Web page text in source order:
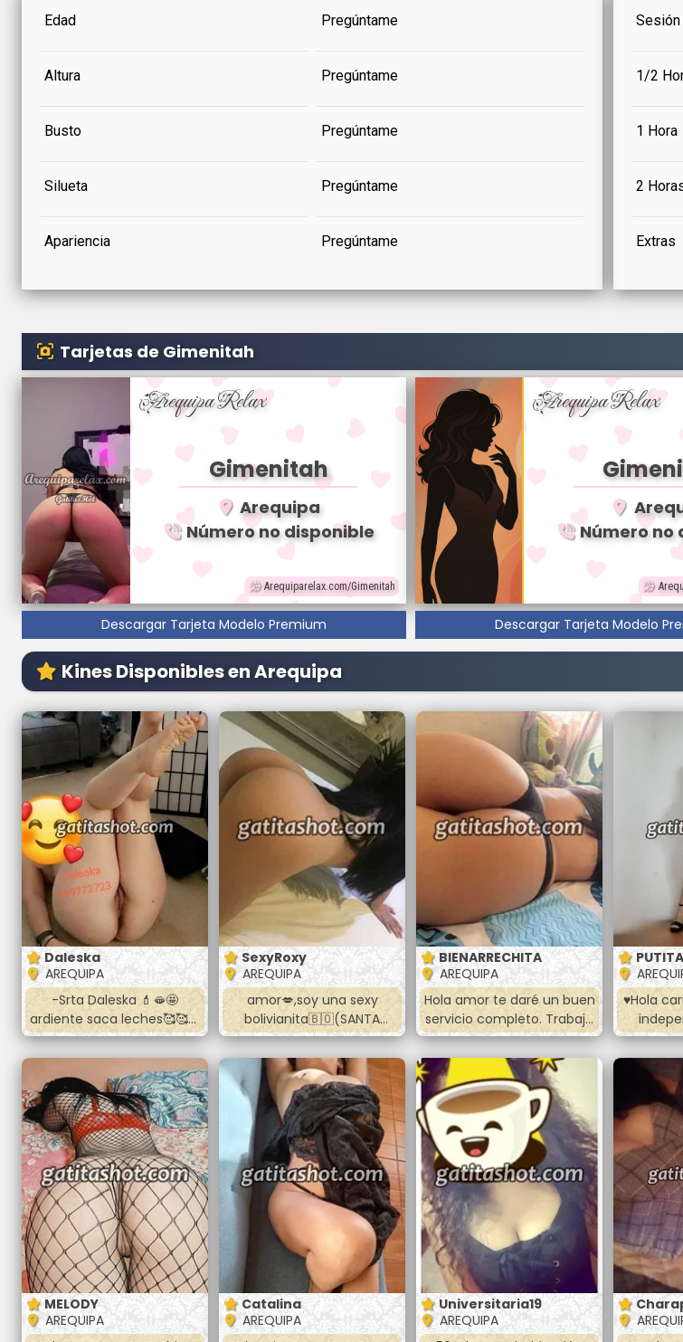
Edad Pregúntame
Altura Pregúntame
Busto Pregúntame
Silueta Pregúntame
Apariencia Pregúntame
Sesión
1/2
1 Hora
2
Extras
Tarjetas de Gimenitah
Arequipa Relax
Gimenitah
Arequipa
Número no disponible
Arequiparelax.com/Gimenitah
Descargar Tarjeta Modelo Premium
Arequipa Relax
Número no
Descargar Tarjeta Modelo
Kines Disponibles en Arequipa
Daleska
AREQUIPA
-Srta Daleska 💄🫦🤩
ardiente saca leches🥰🥰🥰
atiendo en el cercado oral
vaginal anal 💋💋💋 fulll oral
riquisimo te va encantar👑
👑👑👑👑👑👑👑 Llamame o
hablame al wasap☎️☎️☎️☎️
SexyRoxy
AREQUIPA
amor💋,soy una sexy
bolivianita🇧🇴(SANTA
CRUZ) dispuesta a que
pases un momento rico y
placentero 😈soy muy
higiénica y me encanta
chuparte completito
dame sexo duro y salvaje
😈 en todas las posiciónes
me encanta tu verga 🍆
que me golpee mi
conchita soy delgada y
formadita lo pasaremos
super bien 😈🔥💦
contactame bebe
BIENARRECHITA
AREQUIPA
Hola amor te daré un buen
servicio completo. Trabajo
para ayudar a mi familia y
por que me gusta cachar.
Soy muy traviesa 😈 me
gusta chupar hasta
sacarte la toda la leche,
hacer 69, doy los todos los
platos vaginal y anal
apretadito 😋 masajes,
beso negro. Y más bebé
escríbeme para quedar y
vernos baby 🍑
♥️Hola
cariñosa
es
esta
Un
sopita,
MELODY
AREQUIPA
Catalina
AREQUIPA
Universitaria19
AREQUIPA